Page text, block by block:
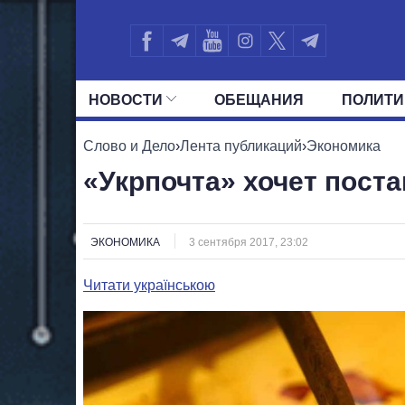
НОВОСТИ ОБЕЩАНИЯ
ВСЕ ПОЛИТИКИ ПРЕЗИДЕНТ И
Слово и Дело›Лента публикаций›Экономика
«Укрпочта» хочет
ЭКОНОМИКА 3 сентября 2017, 23:02
Читати українською